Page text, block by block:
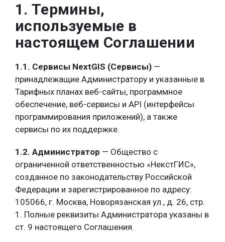
1. Термины,
используемые в
настоящем Соглашении
1.1. Сервисы NextGIS (Сервисы) —
принадлежащие Администратору и указанные в
Тарифных планах веб-сайты, программное
обеспечение, веб-сервисы и API (интерфейсы
программирования приложений), а также
сервисы по их поддержке.
1.2. Администратор — Общество с
ограниченной ответственностью «НекстГИС»,
созданное по законодательству Российской
Федерации и зарегистрированное по адресу:
105066, г. Москва, Новорязанская ул., д. 26, стр.
1. Полные реквизиты Администратора указаны в
ст. 9 настоящего Соглашения.